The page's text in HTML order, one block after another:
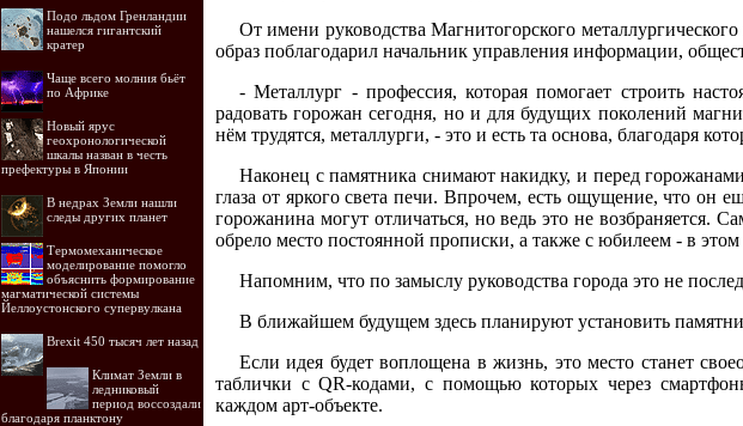
Подо льдом Гренландии
нашелся гигантский
кратер
Чаще всего молния бьёт
по Африке
Новый ярус
геохронологической
шкалы назван в честь
префектуры в Японии
В недрах Земли нашли
следы других планет
Термомеханическое
моделирование помогло
объяснить формирование
магматической системы
Йеллоустонского супервулкана
Brexit 450 тысяч лет назад
Климат Земли в
ледниковый
период воссоздали
благодаря планктону
От имени руководства Магнитогорского
образ поблагодарил начальник управления информации,
- Металлург - профессия, которая помогает строить
радовать горожан сегодня, но и для будущих поколений
нём трудятся, металлурги, - это и есть та основа, благодаря
Наконец с памятника снимают накидку, и перед
глаза от яркого света печи. Впрочем, есть ощущение, что он
горожанина могут отличаться, но ведь это не возбраняется.
обрело место постоянной прописки, а также с юбилеем - в этом
Напомним, что по замыслу руководства города это не
В ближайшем будущем здесь планируют установить
Если идея будет воплощена в жизнь, это место станет
таблички с QR-кодами, с помощью которых через
каждом арт-объекте.